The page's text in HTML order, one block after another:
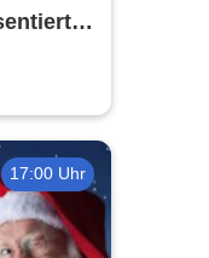
17:00 Uhr